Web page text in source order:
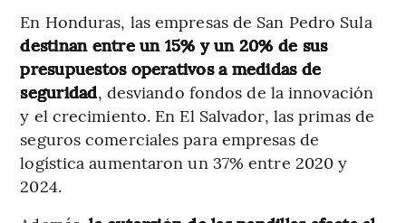
En Honduras, las empresas de San Pedro Sula
destinan entre un 15% y un 20% de sus
presupuestos operativos a medidas de
seguridad, desviando fondos de la innovación
y el crecimiento. En El Salvador, las primas de
seguros comerciales para empresas de
logística aumentaron un 37% entre 2020 y
2024.